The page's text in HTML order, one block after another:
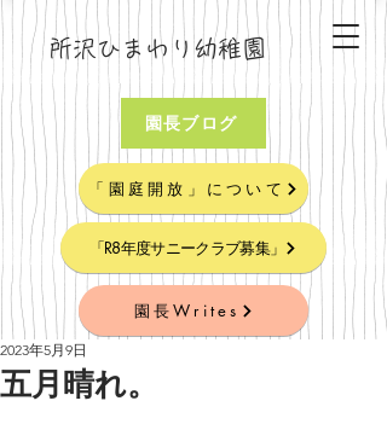
所沢ひまわり幼稚園
園長ブログ
「園庭開放」について
「R8年度サニークラブ募集」
園長Writes
五月晴れ。
2023年5月9日